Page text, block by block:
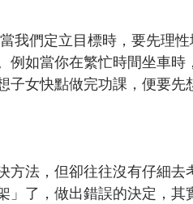
我們定立目標時，要先理
例如當你在繁忙時間坐車時
子女快點做完功課，便要先
方法，但卻往往沒有仔細去
」了，做出錯誤的決定，其